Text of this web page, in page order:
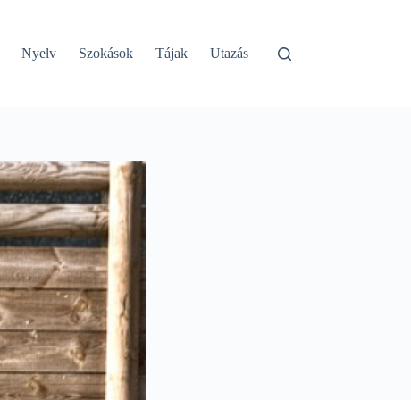
Nyelv Szokások Tájak Utazás